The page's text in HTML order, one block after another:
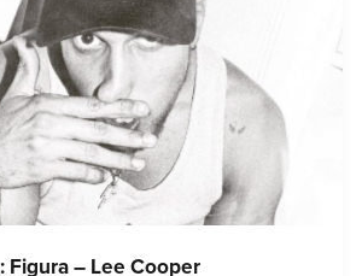
Figura – Lee Cooper